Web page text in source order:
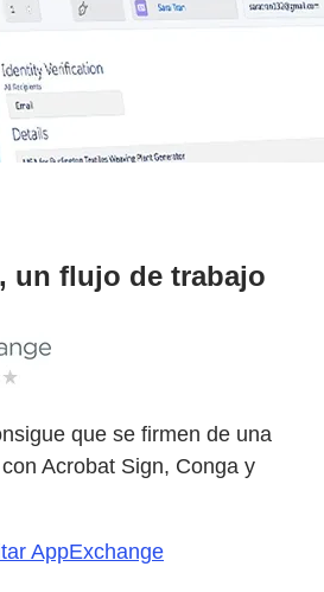
un flujo de trabajo
que se firmen de una
Acrobat Sign, Conga y
AppExchange